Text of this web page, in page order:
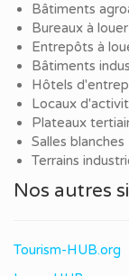
Bâtiments
Bureaux à
Entrepôts à
Bâtiments
Hôtels
Locaux
Plateaux
Salles blanches
Terrains
Nos autres
Tourism-HUB.org